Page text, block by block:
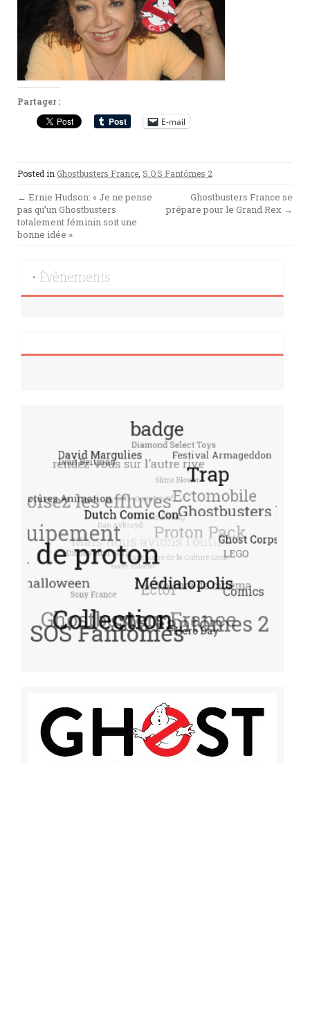
Partager :
E-mail
Posted in Ghostbusters France, S.O.S Fantômes 2
Post
navigation
← Ernie Hudson: « Je ne pense
pas qu’un Ghostbusters
totalement féminin soit une
bonne idée »
Ghostbusters France se
prépare pour le Grand Rex →
• Évènements